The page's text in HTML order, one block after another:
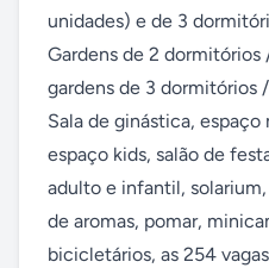
unidades) e de 3
Gardens de 2
gardens de 3 dormitórios
Sala de ginástica,
espaço kids, salão de
adulto e infantil,
de aromas, pomar,
bicicletários, as 254